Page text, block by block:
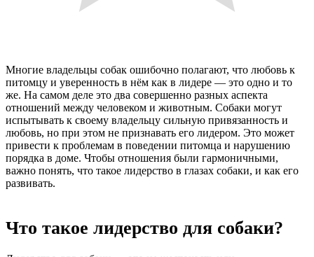
Многие владельцы собак ошибочно полагают, что любовь к
питомцу и уверенность в нём как в лидере — это одно и то
же. На самом деле это два совершенно разных аспекта
отношений между человеком и животным. Собаки могут
испытывать к своему владельцу сильную привязанность и
любовь, но при этом не признавать его лидером. Это может
привести к проблемам в поведении питомца и нарушению
порядка в доме. Чтобы отношения были гармоничными,
важно понять, что такое лидерство в глазах собаки, и как его
развивать.
Что такое лидерство для собаки?